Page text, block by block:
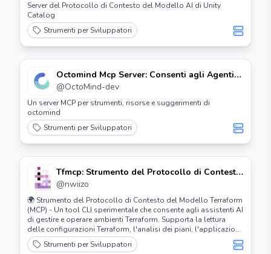
Server del Protocollo di Contesto del Modello AI di Unity
Catalog
Strumenti per Sviluppatori
Octomind Mcp Server: Consenti agli Agenti
di Creare e Gestire Test E2e
@OctoMind-dev
Un server MCP per strumenti, risorse e suggerimenti di
octomind
Strumenti per Sviluppatori
Tfmcp: Strumento del Protocollo di Contesto
del Modello Terraform
@nwiizo
🌍 Strumento del Protocollo di Contesto del Modello Terraform
(MCP) - Un tool CLI sperimentale che consente agli assistenti AI
di gestire e operare ambienti Terraform. Supporta la lettura
delle configurazioni Terraform, l'analisi dei piani, l'applicazione
delle configurazioni e la gestione dello stato con integrazione
di Claude Desktop. ⚡️
Strumenti per Sviluppatori